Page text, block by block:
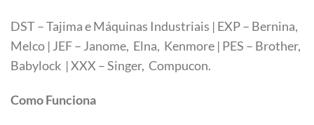
DST – Tajima e Máquinas Industriais | EXP – Bernina,
Melco | JEF – Janome, Elna, Kenmore | PES – Brother,
Babylock | XXX – Singer, Compucon.
Como Funciona